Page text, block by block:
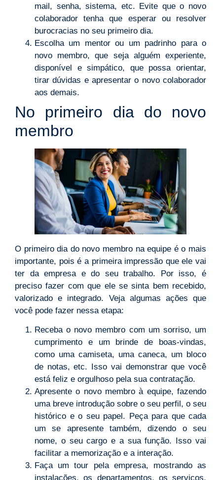
mail, senha, sistema, etc. Evite que o novo
colaborador tenha que esperar ou resolver
burocracias no seu primeiro dia.
Escolha um mentor ou um padrinho para o
novo membro, que seja alguém experiente,
disponível e simpático, que possa orientar,
tirar dúvidas e apresentar o novo colaborador
aos demais.
No primeiro dia do novo
membro
O primeiro dia do novo membro na equipe é o mais
importante, pois é a primeira impressão que ele vai
ter da empresa e do seu trabalho. Por isso, é
preciso fazer com que ele se sinta bem recebido,
valorizado e integrado. Veja algumas ações que
você pode fazer nessa etapa:
Receba o novo membro com um sorriso, um
cumprimento e um brinde de boas-vindas,
como uma camiseta, uma caneca, um bloco
de notas, etc. Isso vai demonstrar que você
está feliz e orgulhoso pela sua contratação.
Apresente o novo membro à equipe, fazendo
uma breve introdução sobre o seu perfil, o seu
histórico e o seu papel. Peça para que cada
um se apresente também, dizendo o seu
nome, o seu cargo e a sua função. Isso vai
facilitar a memorização e a interação.
Faça um tour pela empresa, mostrando as
instalações, os departamentos, os serviços,